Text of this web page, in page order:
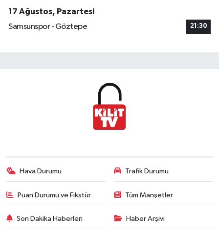
17 Ağustos, Pazartesi
Samsunspor - Göztepe
21:30
Hava Durumu Trafik Durumu
Puan Durumu ve Fikstür Tüm Manşetler
Son Dakika Haberleri Haber Arşivi